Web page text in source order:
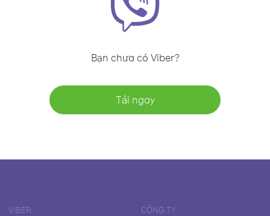
Bạn chưa có Viber?
Tải ngay
VIBER CÔNG TY